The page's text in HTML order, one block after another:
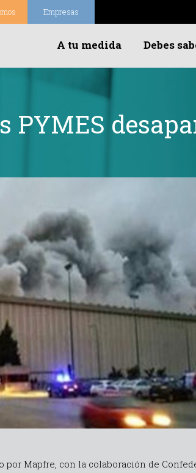
Empresas
A tu medida Debes
PYMES
Mapfre, con la colaboración de